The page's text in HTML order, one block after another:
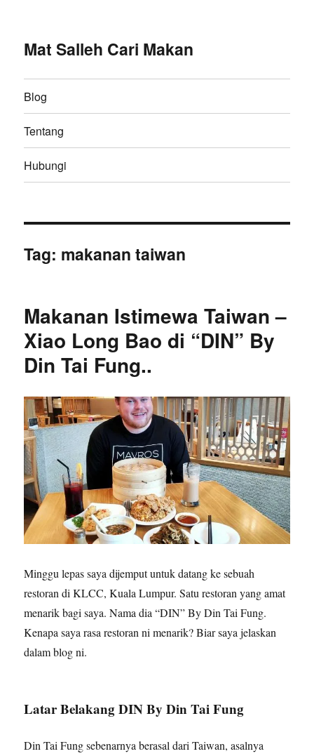
Mat Salleh Cari Makan
Blog
Tentang
Hubungi
Tag: makanan taiwan
Makanan Istimewa Taiwan –
Xiao Long Bao di “DIN” By
Din Tai Fung..
Minggu lepas saya dijemput untuk datang ke sebuah
restoran di KLCC, Kuala Lumpur. Satu restoran yang amat
menarik bagi saya. Nama dia “DIN” By Din Tai Fung.
Kenapa saya rasa restoran ni menarik? Biar saya jelaskan
dalam blog ni.
Latar Belakang DIN By Din Tai Fung
Din Tai Fung sebenarnya berasal dari Taiwan, asalnya